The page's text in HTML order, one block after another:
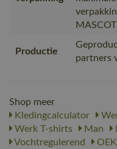
Productie
partners
Shop meer
Kledingcalculator
Werk T-shirts
Man
Vochtregulerend